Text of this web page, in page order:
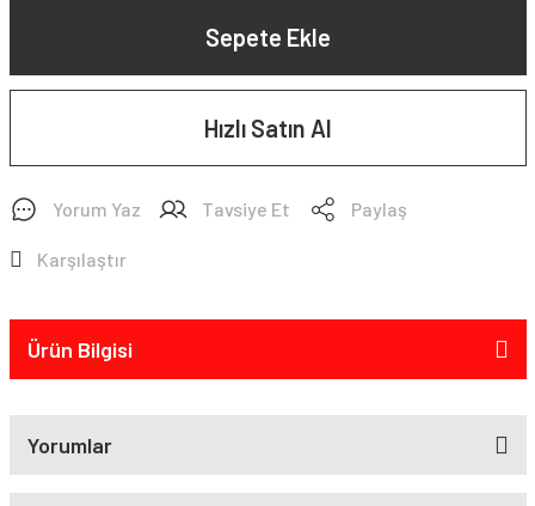
Sepete Ekle
Hızlı Satın Al
Yorum Yaz Tavsiye Et Paylaş
Karşılaştır
Ürün Bilgisi
Yorumlar